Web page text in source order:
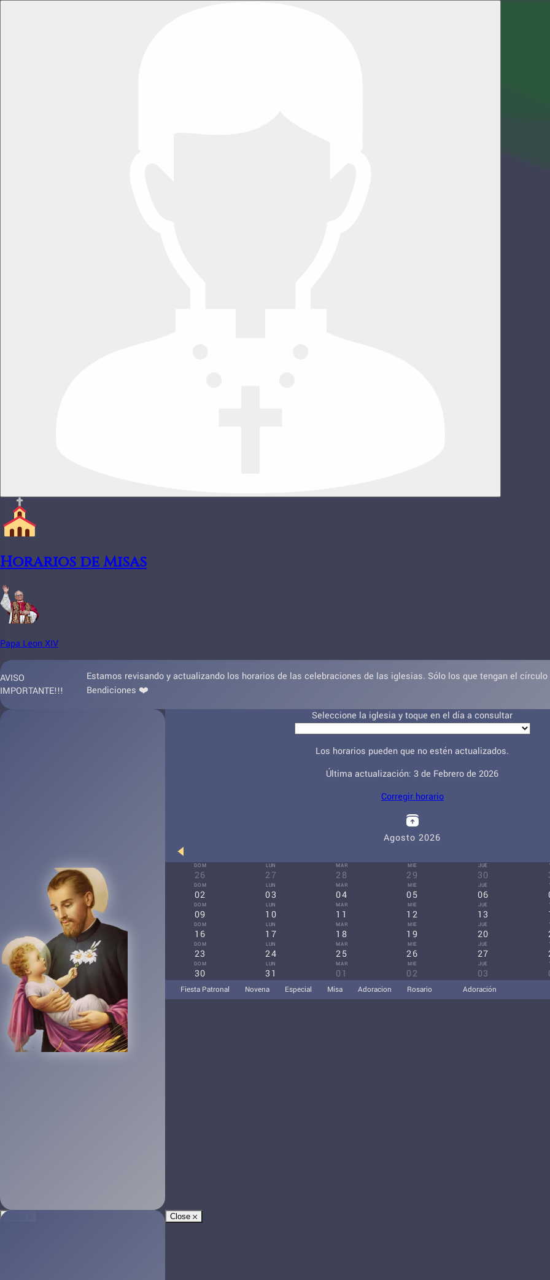
Horarios de Misas
Papa Leon XIV
AVISO
IMPORTANTE!!!
Estamos revisando y actualizando los horarios de las celebraciones de las iglesias. Sólo los que tengan el
Bendiciones ❤️
Seleccione la iglesia y toque en el día a consultar
Los horarios pueden que no estén actualizados.
Última actualización: 3 de Febrero de 2026
Corregir horario
Agosto 2026
DOM
26
LUN
27
MAR
28
MIE
29
JUE
30
DOM
02
LUN
03
MAR
04
MIE
05
JUE
06
DOM
09
LUN
10
MAR
11
MIE
12
JUE
13
DOM
16
LUN
17
MAR
18
MIE
19
JUE
20
DOM
23
LUN
24
MAR
25
MIE
26
JUE
27
DOM
30
LUN
31
MAR
01
MIE
02
JUE
03
Fiesta Patronal Novena Especial Misa Adoracion Rosario Adoración
Close